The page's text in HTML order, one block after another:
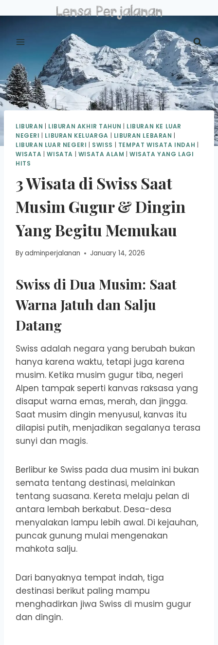
to
LIBURAN | LIBURAN AKHIR TAHUN | LIBURAN KE LUAR
NEGERI | LIBURAN KELUARGA | LIBURAN LEBARAN |
LIBURAN LUAR NEGERI | SWISS | TEMPAT WISATA INDAH |
WISATA |WISATA | WISATA ALAM |WISATA YANG LAGI
HITS
3 Wisata di Swiss Saat
Musim Gugur & Dingin
Yang Begitu Memukau
Byadminperjalanan January 14, 2026
Swiss di Dua Musim: Saat
Warna Jatuh dan Salju
Datang
Swiss adalah negara yang berubah bukan
hanya karena waktu, tetapi juga karena
musim. Ketika musim gugur tiba, negeri
Alpen tampak seperti kanvas raksasa yang
disaput warna emas, merah, dan jingga.
Saat musim dingin menyusul, kanvas itu
dilapisi putih, menjadikan segalanya terasa
sunyi dan magis.
Berlibur ke Swiss pada dua musim ini bukan
semata tentang destinasi, melainkan
tentang suasana. Kereta melaju pelan di
antara lembah berkabut. Desa-desa
menyalakan lampu lebih awal. Di kejauhan,
puncak gunung mulai mengenakan
mahkota salju.
Dari banyaknya tempat indah, tiga
destinasi berikut paling mampu
menghadirkan jiwa Swiss di musim gugur
dan dingin.